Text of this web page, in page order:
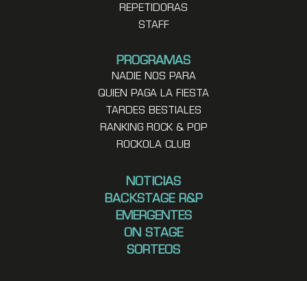
REPETIDORAS
STAFF
PROGRAMAS
NADIE NOS PARA
QUIEN PAGA LA FIESTA
TARDES BESTIALES
RANKING ROCK & POP
ROCKOLA CLUB
NOTICIAS
BACKSTAGE R&P
EMERGENTES
ON STAGE
SORTEOS